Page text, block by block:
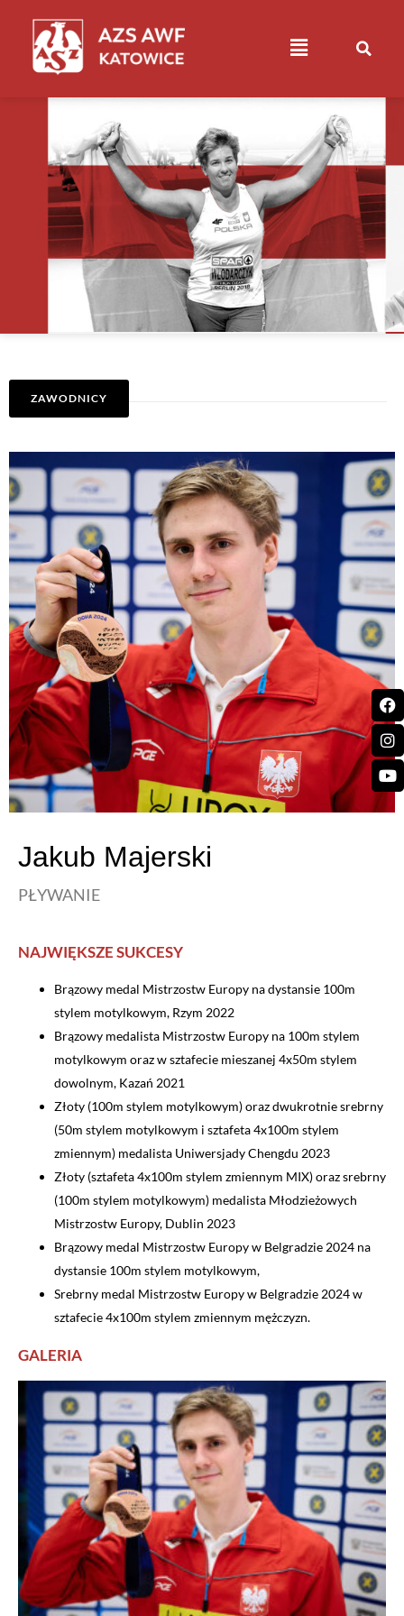
ZAWODNICY
Jakub Majerski
PŁYWANIE
NAJWIĘKSZE SUKCESY
Brązowy medal Mistrzostw Europy na dystansie 100m
stylem motylkowym, Rzym 2022
Brązowy medalista Mistrzostw Europy na 100m stylem
motylkowym oraz w sztafecie mieszanej 4x50m stylem
dowolnym, Kazań 2021
Złoty (100m stylem motylkowym) oraz dwukrotnie srebrny
(50m stylem motylkowym i sztafeta 4x100m stylem
zmiennym) medalista Uniwersjady Chengdu 2023
Złoty (sztafeta 4x100m stylem zmiennym MIX) oraz srebrny
(100m stylem motylkowym) medalista Młodzieżowych
Mistrzostw Europy, Dublin 2023
Brązowy medal Mistrzostw Europy w Belgradzie 2024 na
dystansie 100m stylem motylkowym,
Srebrny medal Mistrzostw Europy w Belgradzie 2024 w
sztafecie 4x100m stylem zmiennym mężczyzn.
GALERIA